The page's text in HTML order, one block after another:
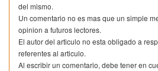
del mismo.
Un comentario no es mas que un simple
opinion a futuros lectores.
El autor del articulo no esta obligado a
referentes al articulo.
Al escribir un comentario, debe tener en